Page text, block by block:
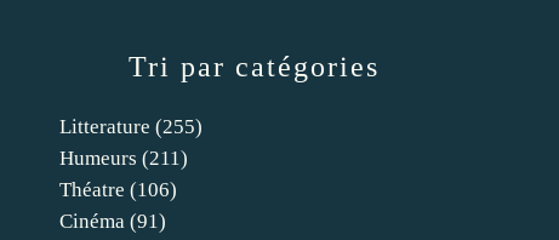
Tri par catégories
Litterature (255)
Humeurs (211)
Théatre (106)
Cinéma (91)